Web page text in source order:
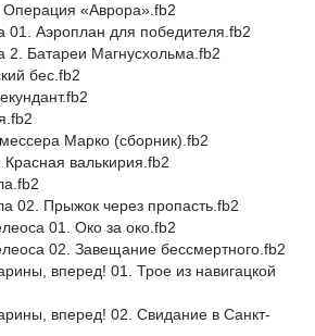
«Аврора».fb2
01. Аэроплан для победителя.fb2
2. Батареи Магнусхольма.fb2
бес.fb2
Марко (сборник).fb2
валькирия.fb2
02. Прыжок через пропасть.fb2
01. Око за око.fb2
02. Завещание бессмертного.fb2
вперед! 01. Трое из навигацкой
вперед! 02. Свидание в Санкт-